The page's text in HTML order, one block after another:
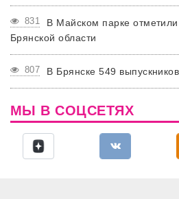
831
В Майском парке
Брянской области
807 В Брянске 549
МЫ В СОЦСЕТЯХ